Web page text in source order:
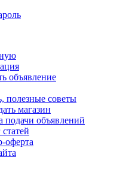
объявление
полезные советы
магазин
подачи объявлений
оферта